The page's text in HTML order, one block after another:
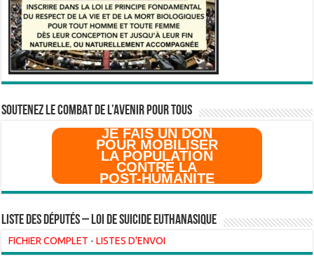
SOUTENEZ LE COMBAT DE L’AVenir pour Tous
JE FAIS UN DON
POUR MOBILISER
LA POPULATION
CONTRE LA
POST-HUMANITE
Liste des Députés – Loi de suicide euthanasique
FICHIER COMPLET -LISTES D'ENVOI